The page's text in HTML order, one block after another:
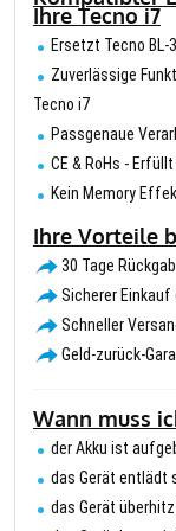
Ihre Tecno i7
Ersetzt Tecno
Zuverlässige
Tecno i7
Passgenaue
CE & RoHs -
Kein Memory
Ihre Vorteile
30 Tage
Sicherer Einkauf
Schneller
Geld-zurück-
Wann muss
der Akku ist
das Gerät entlädt
das Gerät